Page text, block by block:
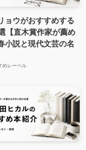
ョウがおすすめする
【直木賞作家が薦め
小説と現代文芸の名
めレーベル